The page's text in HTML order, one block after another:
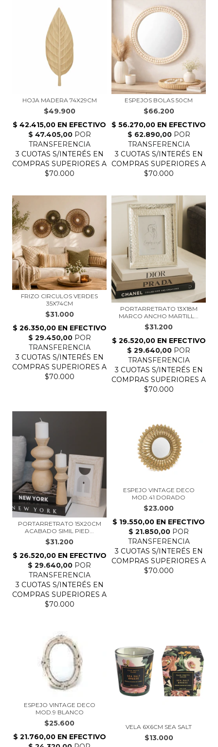
HOJA MADERA 74X29CM
$49.900
ESPEJOS BOLAS 50CM
$66.200
FRIZO CIRCULOS VERDES
35X74CM
$31.000
PORTARRETRATO 13X18M
MARCO ANCHO MARTILL...
$31.200
PORTARRETRATO 15X20CM
ACABADO SIMIL PIED...
$31.200
ESPEJO VINTAGE DECO
MOD.41 DORADO
$23.000
ESPEJO VINTAGE DECO
MOD.9 BLANCO
$25.600 VELA 6X6CM SEA SALT
$13.000